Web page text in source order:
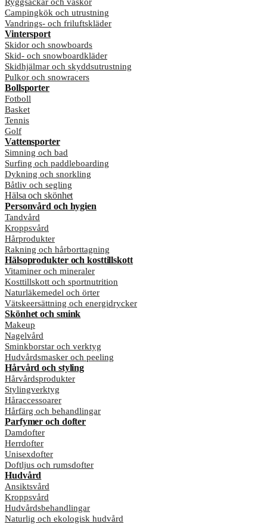
Campingkök och utrustning
Vandrings- och friluftskläder
Vintersport
Skidor och snowboards
Skid- och snowboardkläder
Skidhjälmar och skyddsutrustning
Pulkor och snowracers
Bollsporter
Fotboll
Basket
Tennis
Golf
Vattensporter
Simning och bad
Surfing och paddleboarding
Dykning och snorkling
Båtliv och segling
Hälsa och skönhet
Personvård och hygien
Tandvård
Kroppsvård
Hårprodukter
Rakning och hårborttagning
Hälsoprodukter och kosttillskott
Vitaminer och mineraler
Kosttillskott och sportnutrition
Naturläkemedel och örter
Vätskeersättning och energidrycker
Skönhet och smink
Makeup
Nagelvård
Sminkborstar och verktyg
Hudvårdsmasker och peeling
Hårvård och styling
Hårvårdsprodukter
Stylingverktyg
Håraccessoarer
Hårfärg och behandlingar
Parfymer och dofter
Damdofter
Herrdofter
Unisexdofter
Doftljus och rumsdofter
Hudvård
Ansiktsvård
Kroppsvård
Hudvårdsbehandlingar
Naturlig och ekologisk hudvård